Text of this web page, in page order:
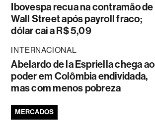
Ibovespa recua na contramão de
Wall Street após payroll fraco;
dólar cai a R$ 5,09
INTERNACIONAL
Abelardo de la Espriella chega ao
poder em Colômbia endividada,
mas com menos pobreza
MERCADOS